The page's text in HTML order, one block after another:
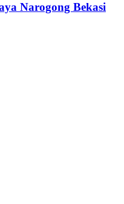
Narogong Bekasi